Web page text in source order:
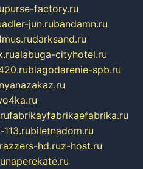
purse-factory.ru
adler-jun.rubandamn.ru
darksand.ru
alabuga-cityhotel.ru
blagodarenie-spb.ru
fabrikayfabrikaefabrika.ru
biletnadom.ru
hd.ruz-host.ru
naperekate.ru